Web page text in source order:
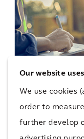
Our website
We use cookies
order to
further develop
vida útil